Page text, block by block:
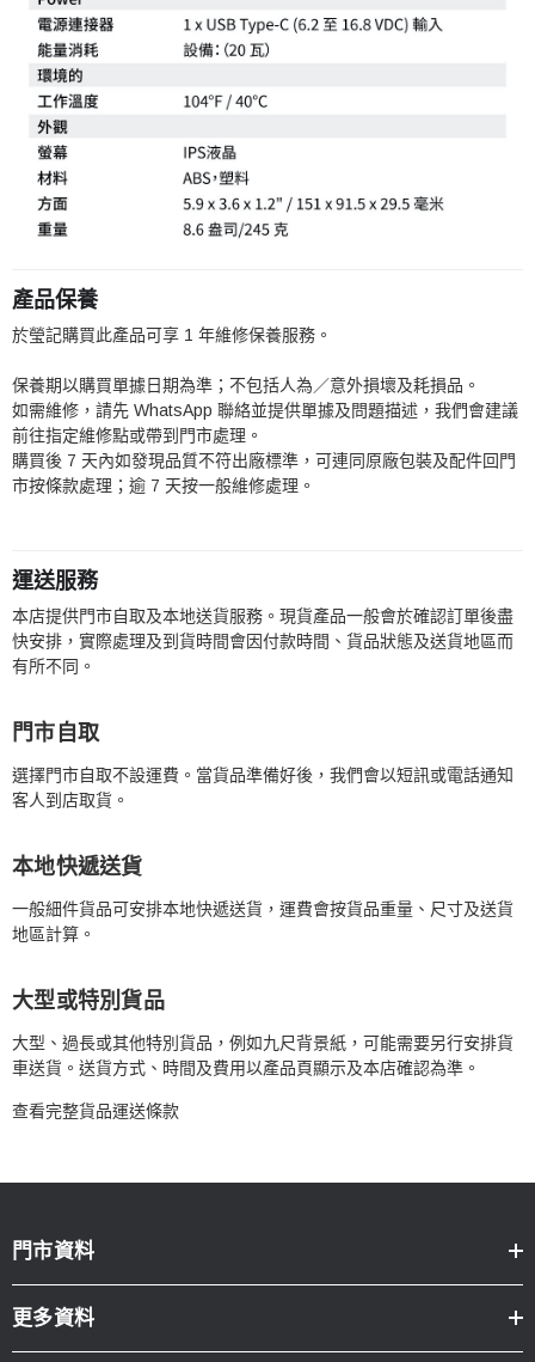
產品保養
於瑩記購買此產品可享 1 年維修保養服務。
保養期以購買單據日期為準；不包括人為／意外損壞及耗損品。
如需維修，請先 WhatsApp 聯絡並提供單據及問題描述，我們會建議
前往指定維修點或帶到門市處理。
購買後 7 天內如發現品質不符出廠標準，可連同原廠包裝及配件回門
市按條款處理；逾 7 天按一般維修處理。
運送服務
本店提供門市自取及本地送貨服務。現貨產品一般會於確認訂單後盡
快安排，實際處理及到貨時間會因付款時間、貨品狀態及送貨地區而
有所不同。
門市自取
選擇門市自取不設運費。當貨品準備好後，我們會以短訊或電話通知
客人到店取貨。
本地快遞送貨
一般細件貨品可安排本地快遞送貨，運費會按貨品重量、尺寸及送貨
地區計算。
大型或特別貨品
大型、過長或其他特別貨品，例如九尺背景紙，可能需要另行安排貨
車送貨。送貨方式、時間及費用以產品頁顯示及本店確認為準。
查看完整貨品運送條款
門市資料
更多資料